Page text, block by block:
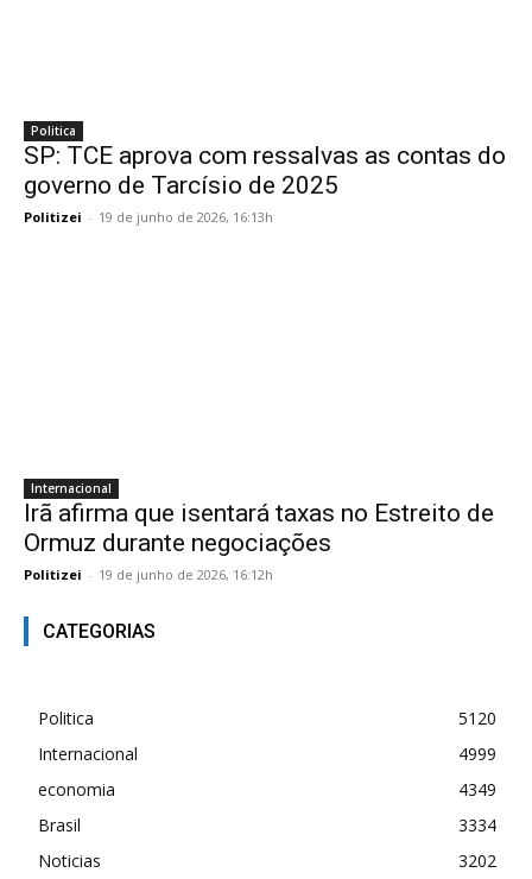
Politica
SP: TCE aprova com ressalvas as contas do
governo de Tarcísio de 2025
Politizei - 19 de junho de 2026, 16:13h
Internacional
Irã afirma que isentará taxas no Estreito de
Ormuz durante negociações
Politizei - 19 de junho de 2026, 16:12h
CATEGORIAS
Politica
5120
Internacional
4999
economia
4349
Brasil
3334
Noticias
3202